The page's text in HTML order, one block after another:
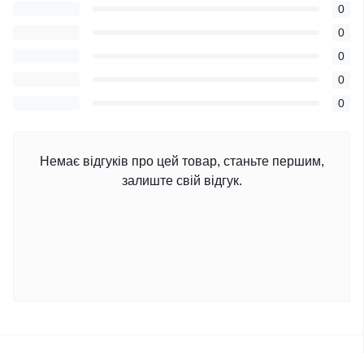
0
0
0
0
0
Немає відгуків про цей товар, станьте першим,
залиште свій відгук.